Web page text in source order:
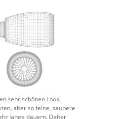
sehr schönen Look,
aber so feine, saubere
lange dauern. Daher